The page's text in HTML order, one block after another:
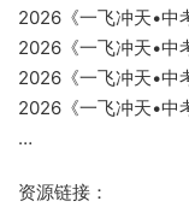
2026《一飞冲天•中
2026《一飞冲天•中
2026《一飞冲天•中
2026《一飞冲天•中
…
资源链接：